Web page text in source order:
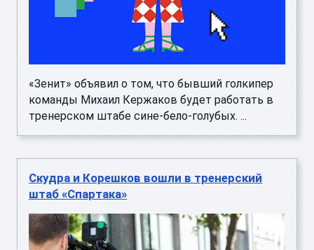
«Зенит» объявил о том, что бывший голкипер
команды Михаил Кержаков будет работать в
тренерском штабе сине-бело-голубых. ...
Скудра и Корешков вошли в тренерский
штаб «Спартака»